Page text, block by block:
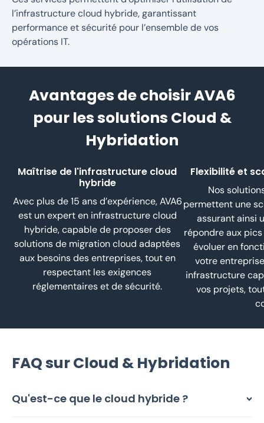
l’infrastructure cloud hybride, garantissant
performance et sécurité pour l’ensemble de vos
opérations IT.
Avantages de choisir AVA6
pour les solutions Cloud &
Hybridation
Maîtrise de l'infrastructure cloud
hybride
Avec plus de 15 ans d’expérience, AVA6
est un expert en infrastructure cloud
hybride, capable de proposer des
solutions de migration cloud adaptées
aux besoins des entreprises, tout en
respectant les exigences
réglementaires et de sécurité.
Flexibilité et
Nos
permettent une
assurant ainsi
répondre aux
évoluer en
votre
infrastructure
vos projets,
FAQ sur Cloud & Hybridation
Qu'est-ce que le cloud hybride ?